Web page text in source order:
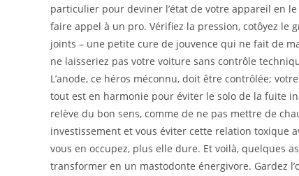
particulier pour deviner l’état de votre appareil en
faire appel à un pro. Vérifiez la pression, cotôyez le
joints – une petite cure de jouvence qui ne fait de
ne laisseriez pas votre voiture sans contrôle
L’anode, ce héros méconnu, doit être contrôlée;
tout est en harmonie pour éviter le solo de la fuite
relève du bon sens, comme de ne pas mettre de
investissement et vous éviter cette relation toxique
vous en occupez, plus elle dure. Et voilà, quelques
transformer en un mastodonte énergivore. Gardez